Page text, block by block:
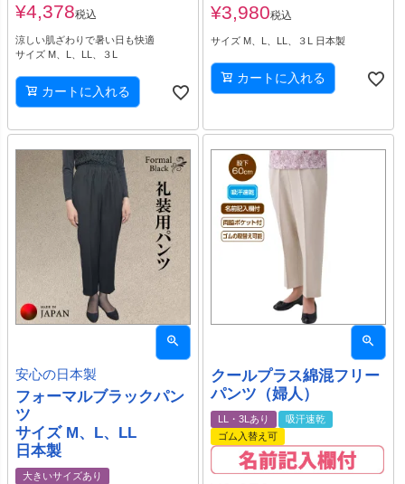
¥4,378税込
涼しい肌ざわりで暑い日も快適
サイズ M、L、LL、３L
カートに入れる
¥3,980税込
サイズ M、L、LL、３L 日本製
カートに入れる
安心の日本製
フォーマルブラックパン
ツ
サイズ M、L、LL
日本製
大きいサイズあり
クールプラス綿混フリー
パンツ（婦人）
LL・3Lあり
吸汗速乾
ゴム入替え可